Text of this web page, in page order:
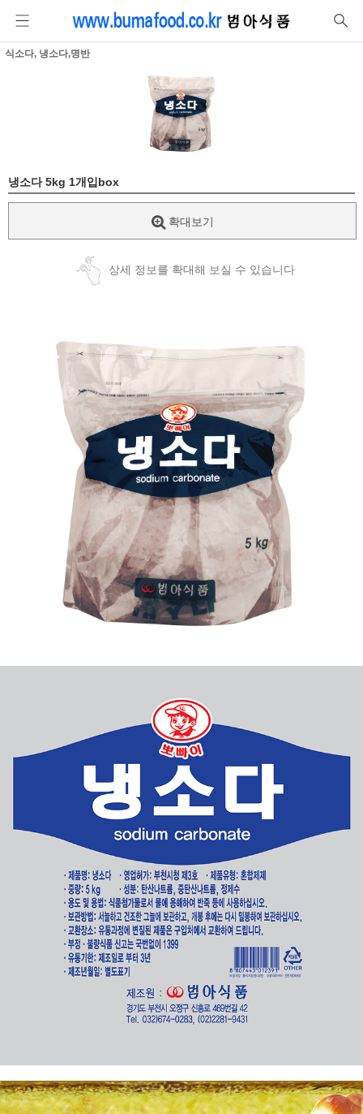
식소다, 냉소다,명반
냉소다 5kg 1개입box
확대보기
상세 정보를 확대해 보실 수 있습니다